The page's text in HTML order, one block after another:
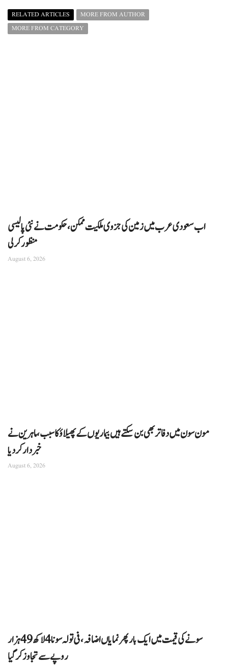
RELATED ARTICLES
MORE FROM AUTHOR
MORE FROM CATEGORY
اب سعودی عرب میں زمین کی جزوی ملکیت ممکن، حکومت نے نئی پالیسی
منظور کرلی
August 6, 2026
مون سون میں دفاتر بھی بن سکتے ہیں بیماریوں کے پھیلاؤ کا سبب، ماہرین نے
خبردار کر دیا
August 6, 2026
سونے کی قیمت میں ایک بار پھر نمایاں اضافہ، فی تولہ سونا 4 لاکھ 49 ہزار
روپے سے تجاوز کرگیا